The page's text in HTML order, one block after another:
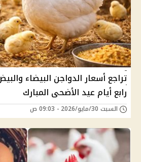
تراجع أسعار الدواجن البيضاء
رابع أيام عيد الأضحى المبارك
السبت 30/مايو/2026 - 09:03 ص